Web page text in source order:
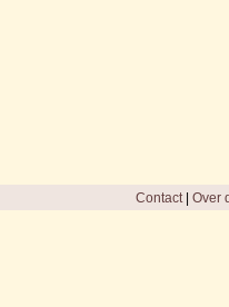
Contact| Over